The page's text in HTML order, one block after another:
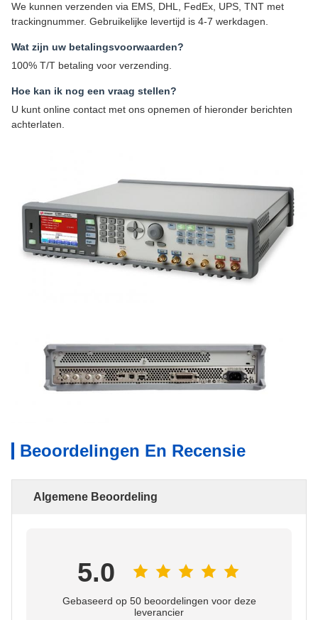
We kunnen verzenden via EMS, DHL, FedEx, UPS, TNT met
trackingnummer. Gebruikelijke levertijd is 4-7 werkdagen.
Wat zijn uw betalingsvoorwaarden?
100% T/T betaling voor verzending.
Hoe kan ik nog een vraag stellen?
U kunt online contact met ons opnemen of hieronder berichten
achterlaten.
Beoordelingen En Recensie
Algemene Beoordeling
5.0
Gebaseerd op 50 beoordelingen voor deze
leverancier